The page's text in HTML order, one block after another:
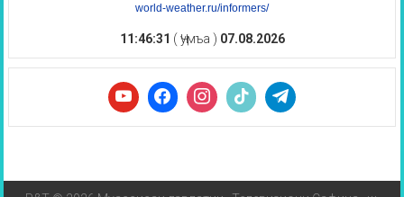
world-weather.ru/informers/
11:46:32 ( Ҷумъа ) 07.08.2026